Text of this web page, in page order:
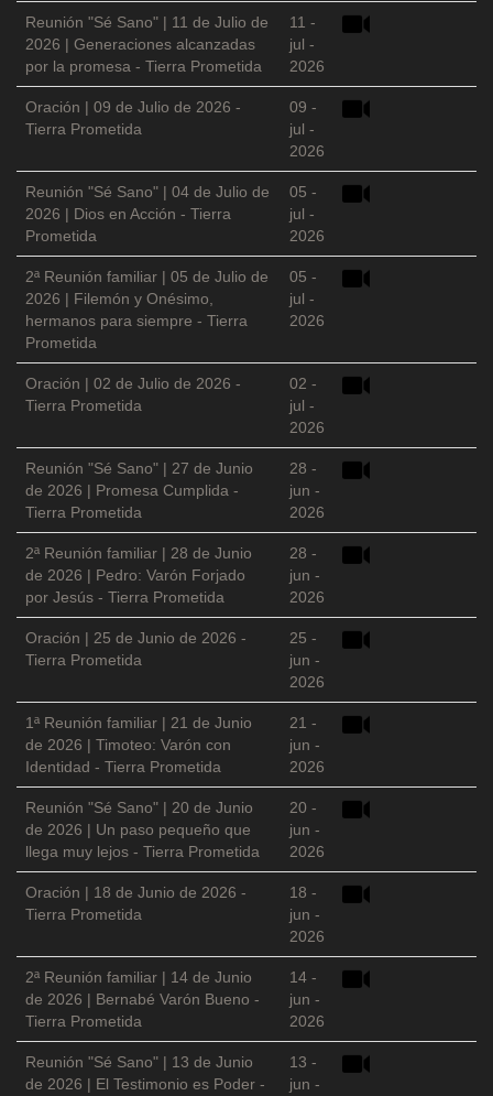
Reunión "Sé Sano" | 11 de Julio de
2026 | Generaciones alcanzadas
por la promesa - Tierra Prometida
11 -
jul -
2026
Oración | 09 de Julio de 2026 -
Tierra Prometida
09 -
jul -
2026
Reunión "Sé Sano" | 04 de Julio de
2026 | Dios en Acción - Tierra
Prometida
05 -
jul -
2026
2ª Reunión familiar | 05 de Julio de
2026 | Filemón y Onésimo,
hermanos para siempre - Tierra
Prometida
05 -
jul -
2026
Oración | 02 de Julio de 2026 -
Tierra Prometida
02 -
jul -
2026
Reunión "Sé Sano" | 27 de Junio
de 2026 | Promesa Cumplida -
Tierra Prometida
28 -
jun -
2026
2ª Reunión familiar | 28 de Junio
de 2026 | Pedro: Varón Forjado
por Jesús - Tierra Prometida
28 -
jun -
2026
Oración | 25 de Junio de 2026 -
Tierra Prometida
25 -
jun -
2026
1ª Reunión familiar | 21 de Junio
de 2026 | Timoteo: Varón con
Identidad - Tierra Prometida
21 -
jun -
2026
Reunión "Sé Sano" | 20 de Junio
de 2026 | Un paso pequeño que
llega muy lejos - Tierra Prometida
20 -
jun -
2026
Oración | 18 de Junio de 2026 -
Tierra Prometida
18 -
jun -
2026
2ª Reunión familiar | 14 de Junio
de 2026 | Bernabé Varón Bueno -
Tierra Prometida
14 -
jun -
2026
Reunión "Sé Sano" | 13 de Junio
de 2026 | El Testimonio es Poder -
13 -
jun -